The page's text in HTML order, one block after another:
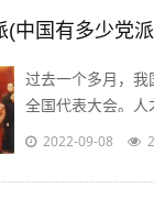
(中国有多少党
过去一个多月，
全国代表大会。
历史传统各有特色
2022-09-08